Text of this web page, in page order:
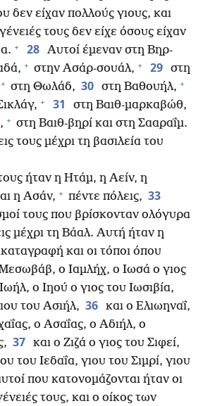
δεν είχαν πολλούς γιους, και
τους δεν είχε όσους είχαν
+ 28 Αυτοί έμεναν στη Βηρ-
+ στην Ασάρ-σουάλ, + 29 στη
+ στη Θωλάδ, 30 στη Βαθουήλ, +
+ 31
στη Βαιθ-μαρκαβώθ,
+ στη Βαιθ-βηρί και στη Σααραΐμ.
τους μέχρι τη βασιλεία του
ήταν η Ητάμ, η Αείν, η
η Ασάν, + πέντε πόλεις, 33
τους που βρίσκονταν ολόγυρα
μέχρι τη Βάαλ. Αυτή ήταν η
και οι τόποι όπου
ο Ιαμλήχ, ο Ιωσά ο γιος
ο Ιηού ο γιος του Ιωσιβία,
του Ασιήλ, 36 και ο Ελιωηναΐ,
ο Ασαΐας, ο Αδιήλ, ο
37 και ο Ζιζά ο γιος του Σιφεί,
του Ιεδαΐα, γιου του Σιμρί, γιου
που κατονομάζονται ήταν οι
τους, και ο οίκος των